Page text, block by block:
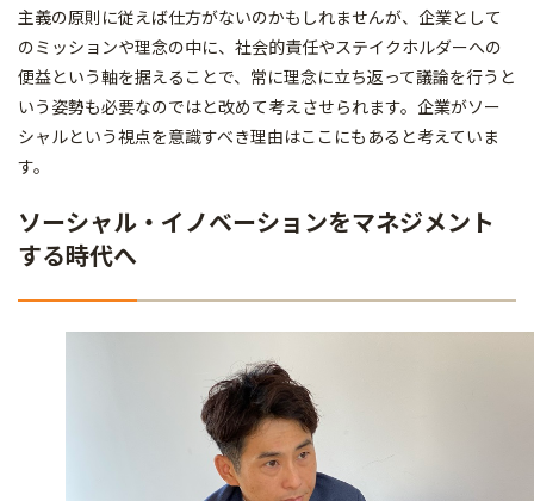
主義の原則に従えば仕方がないのかもしれませんが、企業として
のミッションや理念の中に、社会的責任やステイクホルダーへの
便益という軸を据えることで、常に理念に立ち返って議論を行うと
いう姿勢も必要なのではと改めて考えさせられます。企業がソー
シャルという視点を意識すべき理由はここにもあると考えていま
す。
ソーシャル・イノベーションをマネジメント
する時代へ